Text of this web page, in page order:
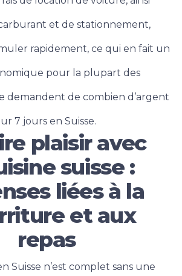
et de stationnement,
rapidement, ce qui en fait un
pour la plupart des
demandent de combien d’argent
7 jours en Suisse.
plaisir avec
suisse :
liées à la
et aux
repas
Suisse n’est complet sans une